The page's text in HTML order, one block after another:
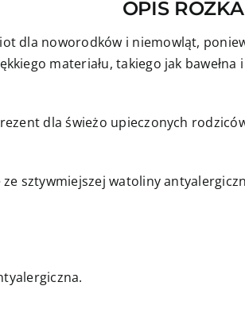
OPIS ROŻKA
dla noworodków i niemowląt,
materiału, takiego jak
dla świeżo upieczonych
sztywmiejszej watoliny